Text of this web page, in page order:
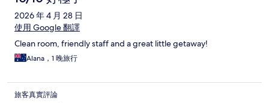
2026 年 4 月 28 日
使用 Google 翻譯
Clean room, friendly staff and a great little getaway!
Alana，1 晚旅行
旅客真實評論